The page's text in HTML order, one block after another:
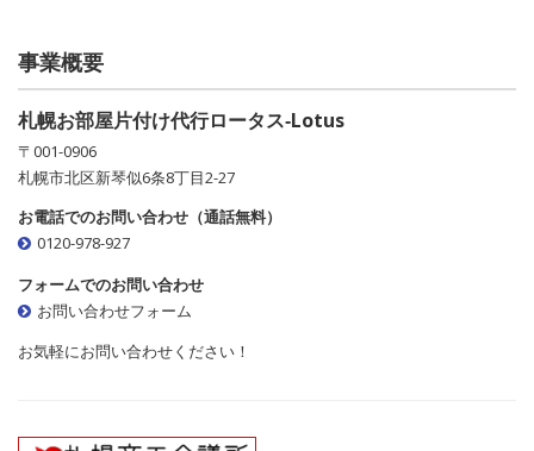
事業概要
札幌お部屋片付け代行ロータス‐Lotus
〒001-0906
札幌市北区新琴似6条8丁目2-27
お電話でのお問い合わせ（通話無料）
0120-978-927
フォームでのお問い合わせ
お問い合わせフォーム
お気軽にお問い合わせください！